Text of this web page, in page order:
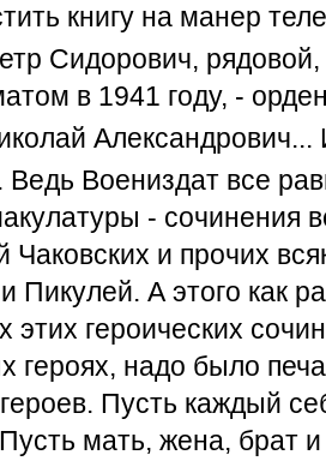
книгу на манер
Сидорович,
в 1941 году, -
Александрович...
Ведь Воениздат все
- сочинения
Чаковских и прочих
Пикулей. А этого как
этих героических
героях, надо было
Пусть каждый
мать, жена, брат